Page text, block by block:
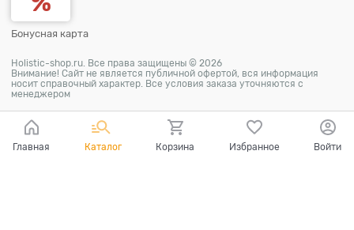
Бонусная карта
Holistic-shop.ru. Все права защищены © 2026
Внимание! Сайт не является публичной офертой, вся информация
носит справочный характер. Все условия заказа уточняются с
менеджером
Главная Каталог Корзина Избранное Войти